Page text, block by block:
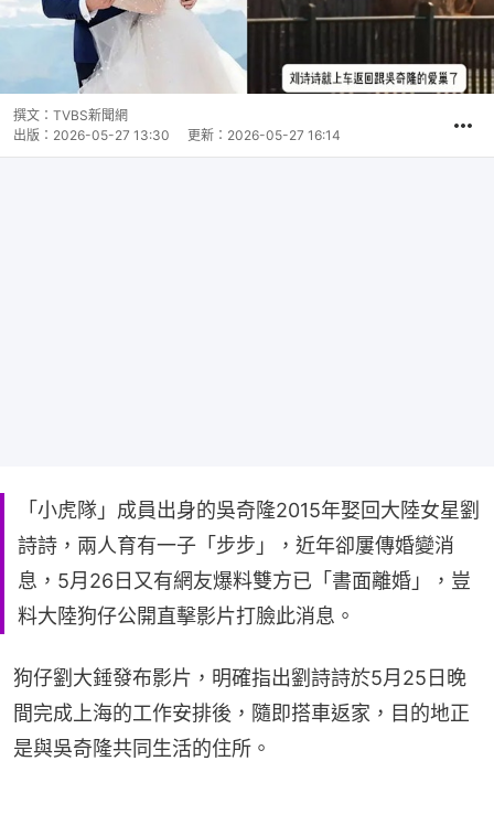
撰文： TVBS新聞網
出版： 2026-05-27 13:30 更新： 2026-05-27 16:14
「小虎隊」成員出身的吳奇隆2015年娶回大陸女星劉
詩詩，兩人育有一子「步步」，近年卻屢傳婚變消
息，5月26日又有網友爆料雙方已「書面離婚」，豈
料大陸狗仔公開直擊影片打臉此消息。
狗仔劉大錘發布影片，明確指出劉詩詩於5月25日晚
間完成上海的工作安排後，隨即搭車返家，目的地正
是與吳奇隆共同生活的住所。